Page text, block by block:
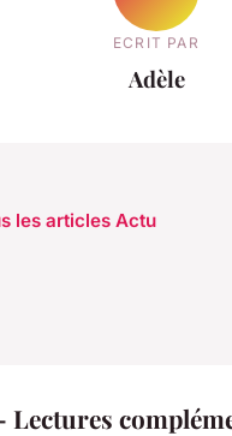
ECRIT PAR
Adèle
les articles Actu
Lectures